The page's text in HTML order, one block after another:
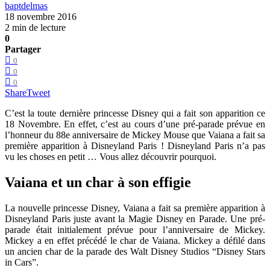
baptdelmas
18 novembre 2016
2 min de lecture
0
Partager
0
0
0
ShareTweet
C’est la toute dernière princesse Disney qui a fait son apparition ce
18 Novembre. En effet, c’est au cours d’une pré-parade prévue en
l’honneur du 88e anniversaire de Mickey Mouse que Vaiana a fait sa
première apparition à Disneyland Paris ! Disneyland Paris n’a pas
vu les choses en petit … Vous allez découvrir pourquoi.
Vaiana et un char à son effigie
La nouvelle princesse Disney, Vaiana a fait sa première apparition à
Disneyland Paris juste avant la Magie Disney en Parade. Une pré-
parade était initialement prévue pour l’anniversaire de Mickey.
Mickey a en effet précédé le char de Vaiana. Mickey a défilé dans
un ancien char de la parade des Walt Disney Studios “Disney Stars
in Cars”.